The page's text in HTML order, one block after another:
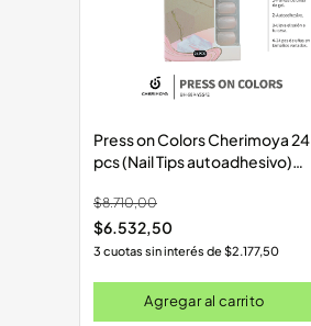
Press on Colors Cherimoya 24
pcs (Nail Tips autoadhesivo)
$8.710,00
$6.532,50
3 cuotas sin interés de$2.177,50
Agregar al carrito